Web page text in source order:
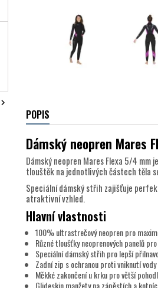

POPIS
Dámský neopren Mares
Dámský neopren Mares Flexa 5/4
tlouštěk na jednotlivých částech těla
Speciální dámský střih zajišťuje
atraktivní vzhled.
Hlavní vlastnosti
100% ultrastrečový neopren pro
Různé tloušťky neoprenových panelů
Speciální dámský střih pro lepší
Zadní zip s ochranou proti vniknutí vody
Měkké zakončení u krku pro větší
Glideskin manžety na zápěstích a